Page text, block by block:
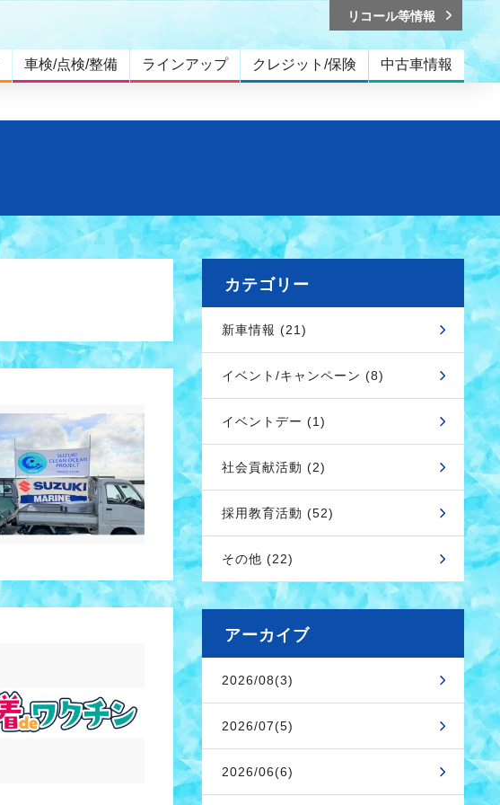
車検/点検/整備 ラインアップ クレジット/保険 中古車情報
リコール等情報
カテゴリー
新車情報 (21)
イベント/キャンペーン (8)
イベントデー (1)
社会貢献活動 (2)
採用教育活動 (52)
その他 (22)
アーカイブ
2026/08(3)
2026/07(5)
2026/06(6)